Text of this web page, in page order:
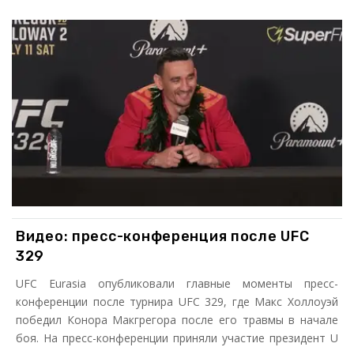
Видео: пресс-конференция после UFC
329
UFC Eurasia опубликовали главные моменты пресс-
конференции после турнира UFC 329, где Макс Холлоуэй
победил Конора Макгрегора после его травмы в начале
боя. На пресс-конференции приняли участие президент U